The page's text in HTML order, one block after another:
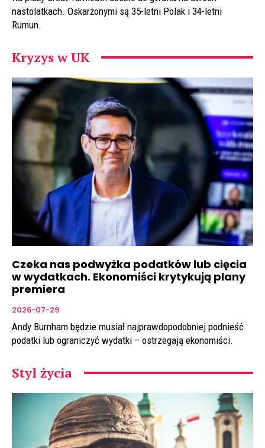
nastolatkach. Oskarżonymi są 35-letni Polak i 34-letni
Rumun.
Kryzys w UK
Czeka nas podwyżka podatków lub cięcia
w wydatkach. Ekonomiści krytykują plany
premiera
2026-07-29
Andy Burnham będzie musiał najprawdopodobniej podnieść
podatki lub ograniczyć wydatki – ostrzegają ekonomiści.
Styl życia